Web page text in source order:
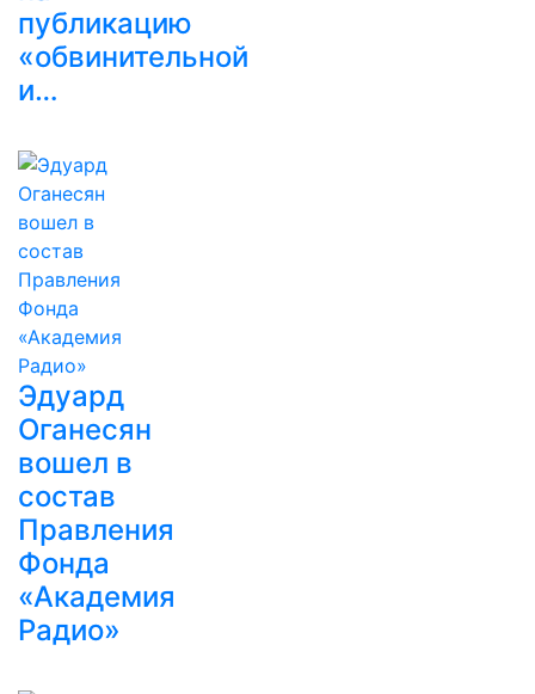
публикацию
«обвинительной
и…
Эдуард
Оганесян
вошел в
состав
Правления
Фонда
«Академия
Радио»